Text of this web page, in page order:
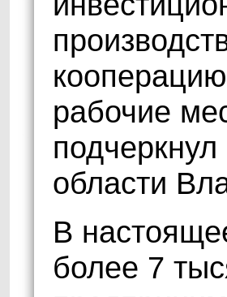
рабочие
области
В
более 7